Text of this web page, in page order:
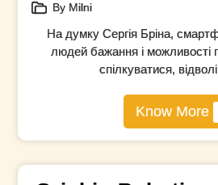
By Milni
На думку Сергія Бріна,
людей бажання і можливості
спілкуватися,
Know More